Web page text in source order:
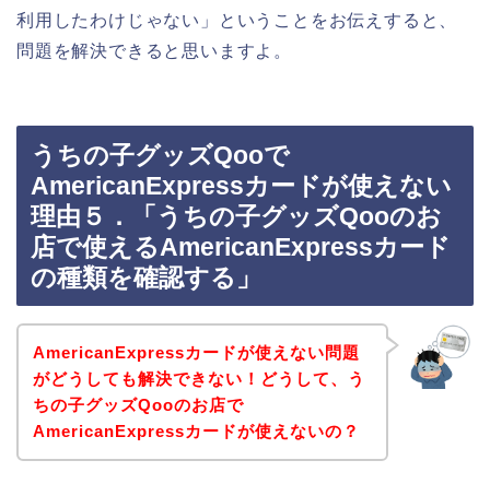
利用したわけじゃない」ということをお伝えすると、
問題を解決できると思いますよ。
うちの子グッズQooで
AmericanExpressカードが使えない
理由５．「うちの子グッズQooのお
店で使えるAmericanExpressカード
の種類を確認する」
AmericanExpressカードが使えない問題
がどうしても解決できない！どうして、う
ちの子グッズQooのお店で
AmericanExpressカードが使えないの？